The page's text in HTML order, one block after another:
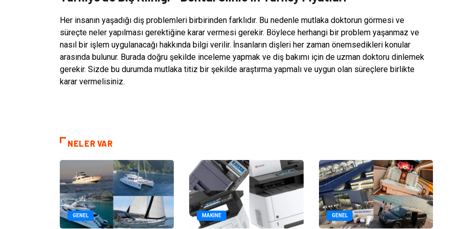
Her insanın yaşadığı diş problemleri birbirinden farklıdır. Bu nedenle mutlaka doktorun görmesi ve
süreçte neler yapılması gerektiğine karar vermesi gerekir. Böylece herhangi bir problem yaşanmaz ve
nasıl bir işlem uygulanacağı hakkında bilgi verilir. İnsanların dişleri her zaman önemsedikleri konular
arasında bulunur. Burada doğru şekilde inceleme yapmak ve diş bakımı için de uzman doktoru dinlemek
gerekir. Sizde bu durumda mutlaka titiz bir şekilde araştırma yapmalı ve uygun olan süreçlere birlikte
karar vermelisiniz.
NELER VAR
GENEL MAKINE GENEL